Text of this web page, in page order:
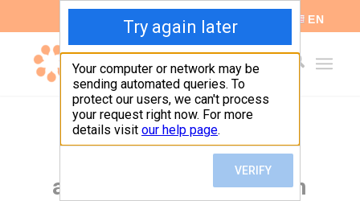
EN
La lucha por la
alimentación digna en